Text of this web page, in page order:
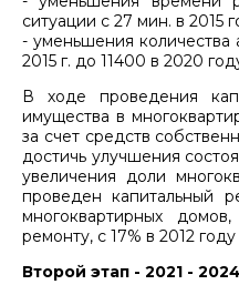
ситуации с 27 мин. в 2015
- уменьшения количества
2015 г. до 11400 в 2020
В ходе проведения
имущества в
за счет средств
достичь улучшения
увеличения доли
проведен капитальный
многоквартирных
ремонту, с 17% в 2012
Второй этап - 2021 -